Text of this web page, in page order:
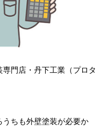
門店・丹下工業（プロタ
ちも外壁塗装が必要か